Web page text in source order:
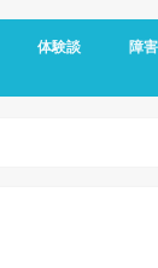
体験談
メッセージ
障害
視覚
聴覚
発達
知的
障害
障害